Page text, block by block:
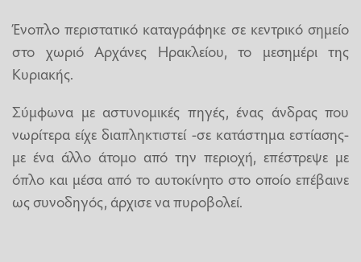
Ένοπλο περιστατικό καταγράφηκε σε κεντρικό σημείο
στο χωριό Αρχάνες Ηρακλείου, το μεσημέρι της
Κυριακής.
Σύμφωνα με αστυνομικές πηγές, ένας άνδρας που
νωρίτερα είχε διαπληκτιστεί -σε κατάστημα εστίασης-
με ένα άλλο άτομο από την περιοχή, επέστρεψε με
όπλο και μέσα από το αυτοκίνητο στο οποίο επέβαινε
ως συνοδηγός, άρχισε να πυροβολεί.